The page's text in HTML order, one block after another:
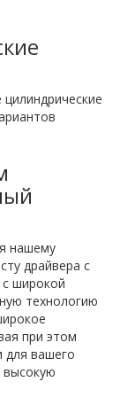
нашему
драйвера с
с широкой
технологию
при этом
для вашего
высокую